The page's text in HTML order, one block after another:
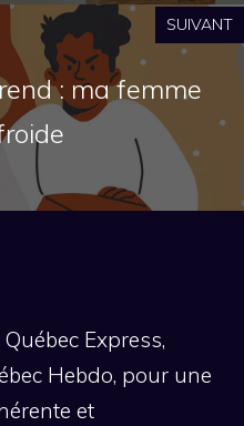
SUIVANT
: ma femme
Express,
Hebdo, pour une
et